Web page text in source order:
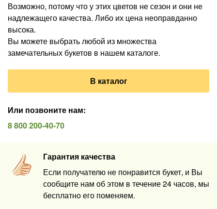
Возможно, потому что у этих цветов не сезон и они не
надлежащего качества. Либо их цена неоправданно
высока.
Вы можете выбрать любой из множества
замечательных букетов в нашем каталоге.
В каталог
Или позвоните нам:
8 800 200-40-70
Гарантия качества
Если получателю не понравится букет, и Вы
сообщите нам об этом в течение 24 часов, мы
бесплатно его поменяем.